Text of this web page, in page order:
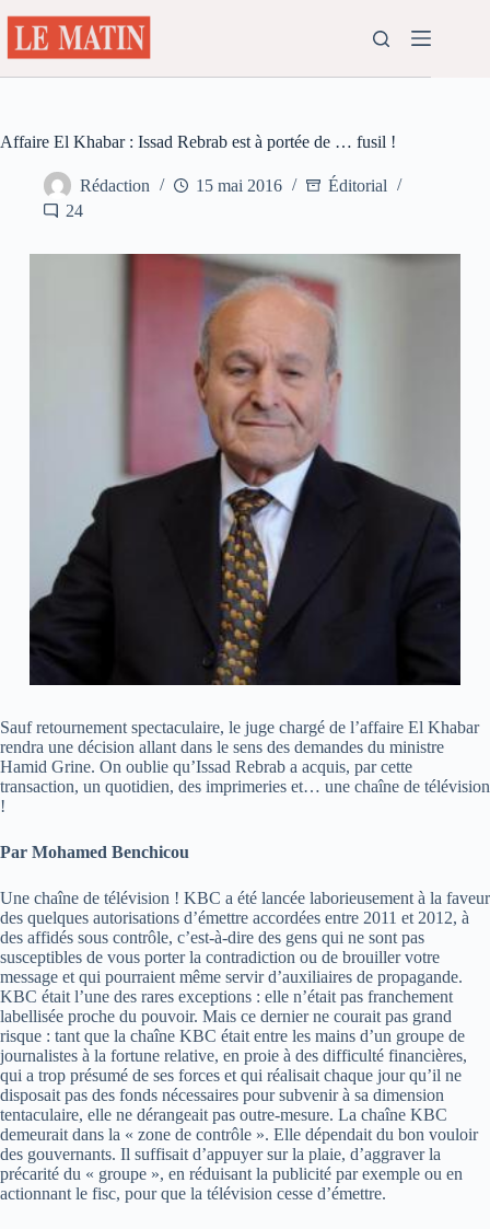
au
contenu
Affaire El Khabar : Issad Rebrab est à portée de … fusil !
Rédaction 15 mai 2016
Éditorial
24
Sauf retournement spectaculaire, le juge chargé de l’affaire El Khabar
rendra une décision allant dans le sens des demandes du ministre
Hamid Grine. On oublie qu’Issad Rebrab a acquis, par cette
transaction, un quotidien, des imprimeries et… une chaîne de télévision
!
Par Mohamed Benchicou
Une chaîne de télévision ! KBC a été lancée laborieusement à la faveur
des quelques autorisations d’émettre accordées entre 2011 et 2012, à
des affidés sous contrôle, c’est-à-dire des gens qui ne sont pas
susceptibles de vous porter la contradiction ou de brouiller votre
message et qui pourraient même servir d’auxiliaires de propagande.
KBC était l’une des rares exceptions : elle n’était pas franchement
labellisée proche du pouvoir. Mais ce dernier ne courait pas grand
risque : tant que la chaîne KBC était entre les mains d’un groupe de
journalistes à la fortune relative, en proie à des difficulté financières,
qui a trop présumé de ses forces et qui réalisait chaque jour qu’il ne
disposait pas des fonds nécessaires pour subvenir à sa dimension
tentaculaire, elle ne dérangeait pas outre-mesure. La chaîne KBC
demeurait dans la « zone de contrôle ». Elle dépendait du bon vouloir
des gouvernants. Il suffisait d’appuyer sur la plaie, d’aggraver la
précarité du « groupe », en réduisant la publicité par exemple ou en
actionnant le fisc, pour que la télévision cesse d’émettre.